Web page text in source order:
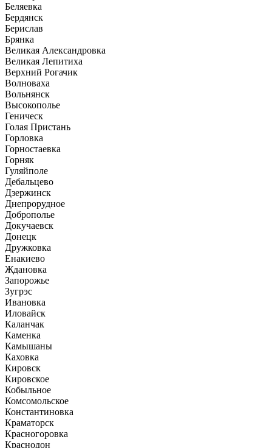
Беляевка
Бердянск
Берислав
Брянка
Великая Александровка
Великая Лепитиха
Верхний Рогачик
Волноваха
Вольнянск
Высокополье
Геническ
Голая Пристань
Горловка
Горностаевка
Горняк
Гуляйполе
Дебальцево
Дзержинск
Днепрорудное
Доброполье
Докучаевск
Донецк
Дружковка
Енакиево
Ждановка
Запорожье
Зугрэс
Ивановка
Иловайск
Каланчак
Каменка
Камышаны
Каховка
Кировск
Кировское
Кобыльное
Комсомольское
Константиновка
Краматорск
Красногоровка
Краснодон